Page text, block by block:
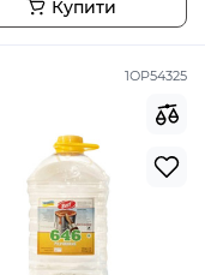
Купити
1ОР54325